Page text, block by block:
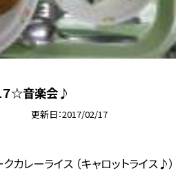
７☆音楽会♪
更新日 2017/02/17
レーライス （キャロットライス♪）